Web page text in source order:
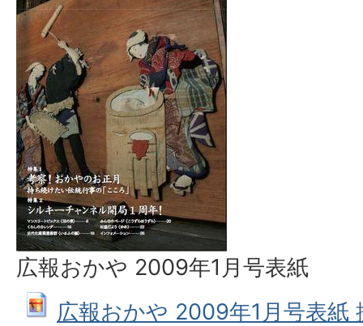
広報おかや 2009年1月号表紙
広報おかや 2009年1月号表紙